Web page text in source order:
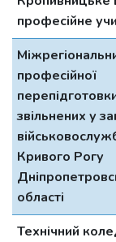
професійне
професійної
звільнених у
Кривого Рогу
області
Технічний